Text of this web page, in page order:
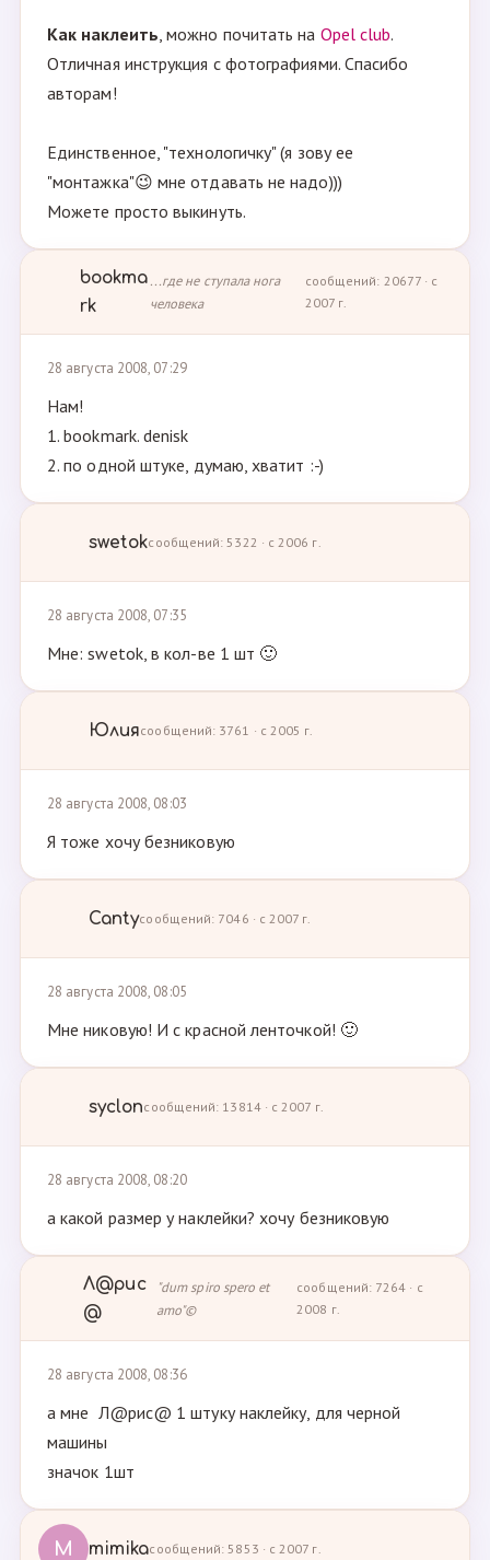
Как наклеить, можно почитать на Opel club.
Отличная инструкция с фотографиями. Спасибо
авторам!
Единственное, "технологичку" (я зову ее
"монтажка"😉 мне отдавать не надо)))
Можете просто выкинуть.
bookma
rk
...где не ступала нога
человека
сообщений: 20677 · с
2007 г.
28 августа 2008, 07:29
Нам!
1. bookmark. denisk
2. по одной штуке, думаю, хватит :-)
swetokсообщений: 5322 · с 2006 г.
28 августа 2008, 07:35
Мне: swetok, в кол-ве 1 шт 🙂
Юлиясообщений: 3761 · с 2005 г.
28 августа 2008, 08:03
Я тоже хочу безниковую
Cantyсообщений: 7046 · с 2007 г.
28 августа 2008, 08:05
Мне никовую! И с красной ленточкой! 🙂
syclonсообщений: 13814 · с 2007 г.
28 августа 2008, 08:20
а какой размер у наклейки? хочу безниковую
Л@рис
@
"dum spiro spero et
amo"©
сообщений: 7264 · с
2008 г.
28 августа 2008, 08:36
а мне Л@рис@ 1 штуку наклейку, для черной
машины
значок 1шт
M mimikaсообщений: 5853 · с 2007 г.